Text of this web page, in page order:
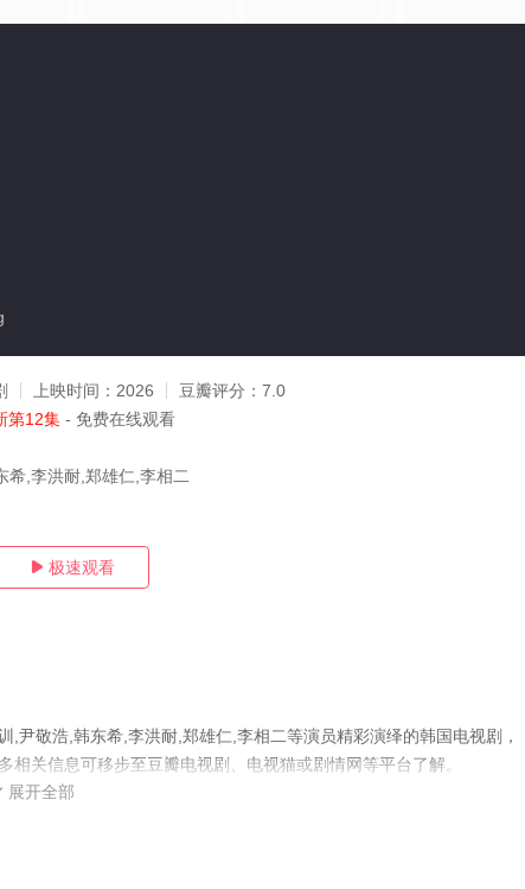
上映时间： 2026 豆瓣评分： 7.0
第12集 - 免费在线观看
希,李洪耐,郑雄仁,李相二
 极速观看
尹敬浩,韩东希,李洪耐,郑雄仁,李相二等演员精彩演绎的韩国电视剧，
关信息可移步至豆瓣电视剧、电视猫或剧情网等平台了解。
展开全部